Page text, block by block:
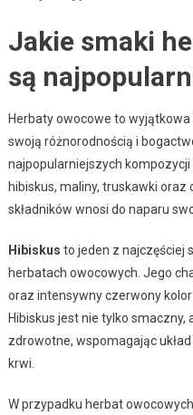
Jakie smaki
są
Herbaty owocowe to
swoją różnorodnością i
najpopularniejszych
hibiskus, maliny, truskawki
składników wnosi do naparu
Hibiskus to jeden z najczęściej
herbatach owocowych. Jego
oraz intensywny czerwony
Hibiskus jest nie tylko smaczny,
zdrowotne, wspomagając
krwi.
W przypadku herbat